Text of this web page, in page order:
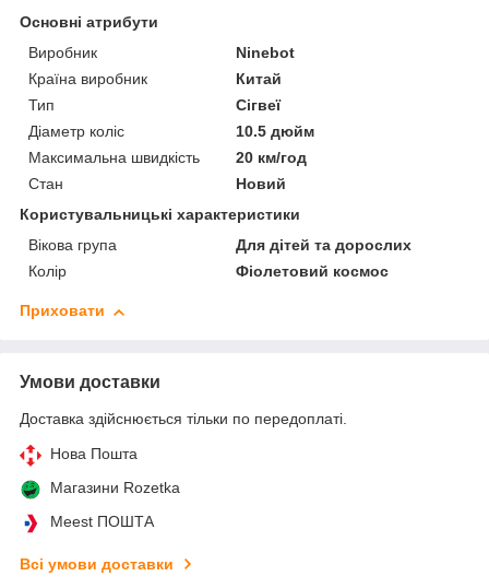
Основні атрибути
Виробник
Ninebot
Країна виробник
Китай
Тип
Сігвеї
Діаметр коліс
10.5 дюйм
Максимальна швидкість
20 км/год
Стан
Новий
Користувальницькі характеристики
Вікова група
Для дітей та дорослих
Колір
Фіолетовий космос
Приховати
Умови доставки
Доставка здійснюється тільки по передоплаті.
Нова Пошта
Магазини Rozetka
Meest ПОШТА
Всі умови доставки